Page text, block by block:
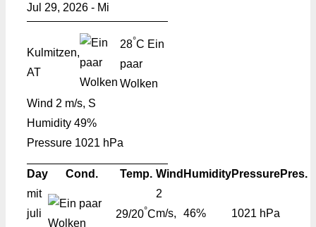
Jul 29, 2026 - Mi
Kulmitzen,
AT
28°C Ein
paar
Wolken
Wind 2 m/s, S
Humidity 49%
Pressure 1021 hPa
Day Cond. Temp. Wind HumidityPressurePres.
mit
juli
29/20°C
2
m/s,
46% 1021 hPa